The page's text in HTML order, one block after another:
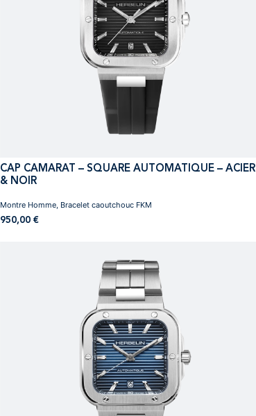
CAP CAMARAT – SQUARE AUTOMATIQUE – ACIER
& NOIR
950,00 €
Montre Homme, Bracelet caoutchouc FKM